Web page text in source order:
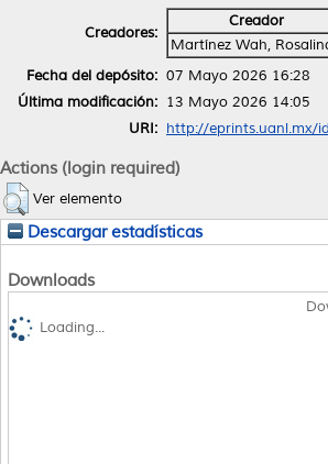
Creadores:
Creador
Martínez Wah,
Fecha del depósito: 07 Mayo 2026 16:28
Última modificación: 13 Mayo 2026 14:05
URI: http://eprints.uanl.mx/
Actions (login required)
Ver elemento
Descargar estadísticas
Downloads
Loading...